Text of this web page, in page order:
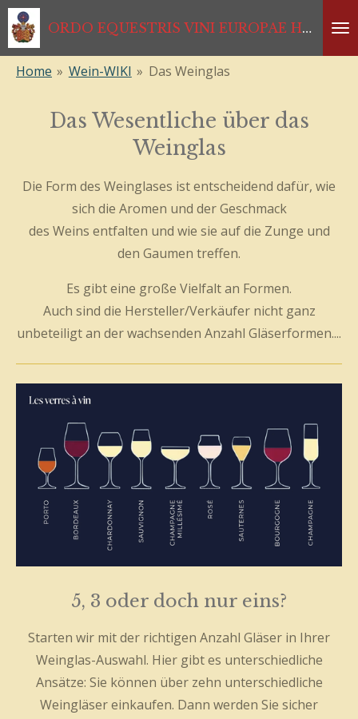
Zum
Hauptinhalt
ORDO EQUESTRIS VINI EUROPAE HABSBURGISCHER RITTERORDEN *1333*1468*1984*2024
Home » Wein-WIKI » Das Weinglas
Das Wesentliche über das
Weinglas
Die Form des Weinglases ist entscheidend dafür, wie
sich die Aromen und der Geschmack
des Weins entfalten und wie sie auf die Zunge und
den Gaumen treffen.
Es gibt eine große Vielfalt an Formen.
Auch sind die Hersteller/Verkäufer nicht ganz
unbeteiligt an der wachsenden Anzahl Gläserformen....
5, 3 oder doch nur eins?
Starten wir mit der richtigen Anzahl Gläser in Ihrer
Weinglas-Auswahl. Hier gibt es unterschiedliche
Ansätze: Sie können über zehn unterschiedliche
Weingläser einkaufen. Dann werden Sie sicher